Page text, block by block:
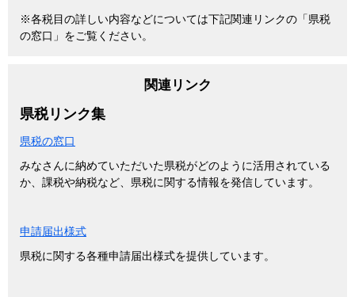
※各税目の詳しい内容などについては下記関連リンクの「県税
の窓口」をご覧ください。
関連リンク
県税リンク集
県税の窓口
みなさんに納めていただいた県税がどのように活用されている
か、課税や納税など、県税に関する情報を発信しています。
申請届出様式
県税に関する各種申請届出様式を提供しています。